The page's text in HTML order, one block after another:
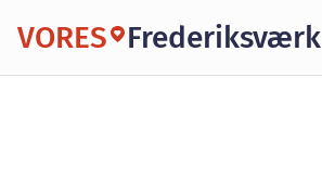
VORES Frederiksværk